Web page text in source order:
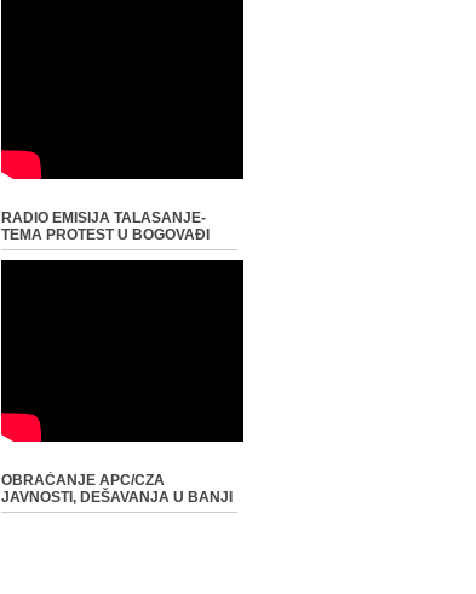
RADIO EMISIJA TALASANJE-
TEMA PROTEST U BOGOVAĐI
OBRAĆANJE APC/CZA
JAVNOSTI, DEŠAVANJA U BANJI